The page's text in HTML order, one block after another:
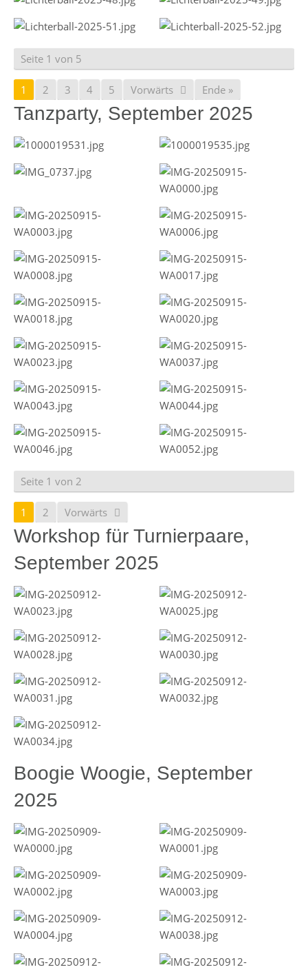
Seite 1 von 5
1 2 3 4 5 Vorwärts Ende »
Tanzparty, September 2025
Seite 1 von 2
1 2 Vorwärts
Workshop für Turnierpaare,
September 2025
Boogie Woogie, September
2025